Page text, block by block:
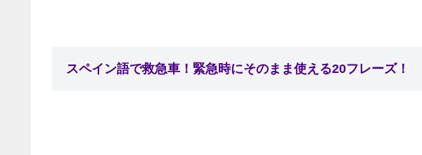
スペイン語で救急車！緊急時にそのまま使える20フレーズ！